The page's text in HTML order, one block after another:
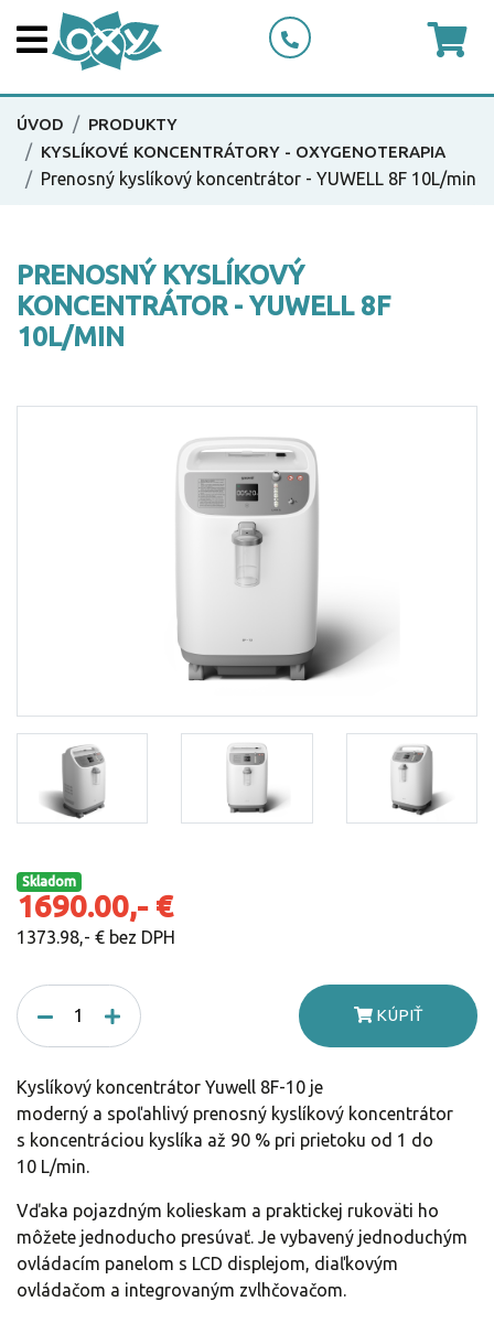
ÚVOD
PRODUKTY
KYSLÍKOVÉ KONCENTRÁTORY - OXYGENOTERAPIA
Prenosný kyslíkový koncentrátor - YUWELL 8F 10L/min
PRENOSNÝ KYSLÍKOVÝ
KONCENTRÁTOR - YUWELL 8F
10L/MIN
Skladom
1690.00,- €
1373.98,- € bez DPH
KÚPIŤ
Kyslíkový koncentrátor Yuwell 8F-10 je
moderný a spoľahlivý prenosný kyslíkový koncentrátor
s koncentráciou kyslíka až 90 % pri prietoku od 1 do
10 L/min.
Vďaka pojazdným kolieskam a praktickej rukoväti ho
môžete jednoducho presúvať. Je vybavený jednoduchým
ovládacím panelom s LCD displejom, diaľkovým
ovládačom a integrovaným zvlhčovačom.